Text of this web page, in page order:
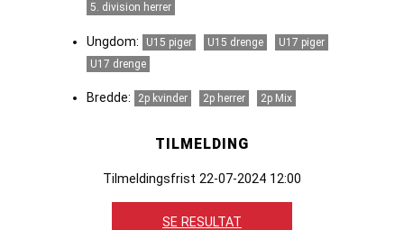
5. division herrer
Ungdom: U15 piger U15 drenge
U17 piger
U17 drenge
Bredde: 2p kvinder 2p herrer 2p Mix
TILMELDING
Tilmeldingsfrist 22-07-2024 12:00
SE RESULTAT